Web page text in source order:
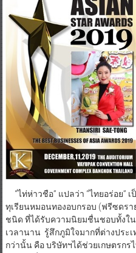
โรงเรียนที่อยู่ในพื้นที่ทุรกันดาร
“ไท่ห่าวชือ” แปลว่า “ไทยอร่อย”
ทุเรียนหมอนทองอบกรอบ (ฟรีซดร